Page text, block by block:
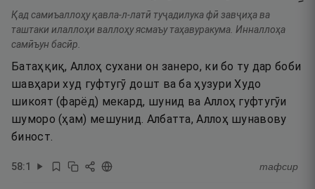
Қад самиъаллоҳу қавла-л-латӣ туҷадилука фӣ завҷиҳа ва
таштаки илаллоҳи валлоҳу ясмаъу таҳавуракума. Инналлоҳа
самӣъун басӣр.
Батаҳқиқ, Аллоҳ сухани он занеро, ки бо ту дар боби
шавҳари худ гуфтугӯ дошт ва ба ҳузури Худо
шикоят (фарёд) мекард, шунид ва Аллоҳ гуфтугӯи
шуморо (ҳам) мешунид. Албатта, Аллоҳ шунавову
биност.
58:1 тафсир